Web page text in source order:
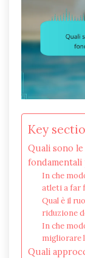
Key
Quali sono
fondamentali
In che
atleti a far
Qual è il
riduzione
In che
migliorare
Quali